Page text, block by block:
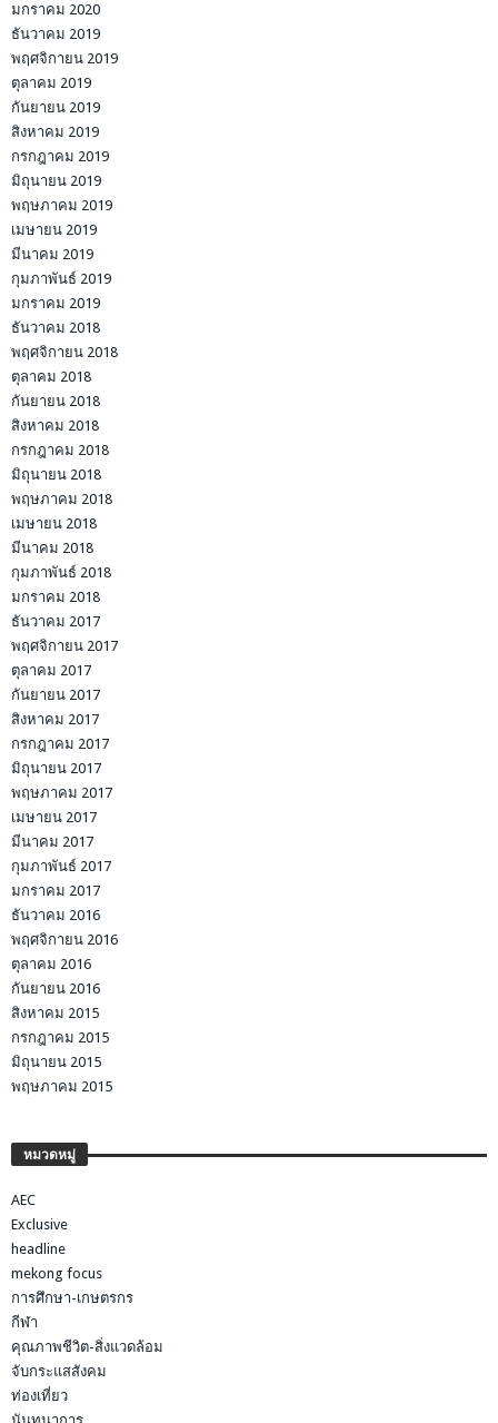
มกราคม 2020
ธันวาคม 2019
พฤศจิกายน 2019
ตุลาคม 2019
กันยายน 2019
สิงหาคม 2019
กรกฎาคม 2019
มิถุนายน 2019
พฤษภาคม 2019
เมษายน 2019
มีนาคม 2019
กุมภาพันธ์ 2019
มกราคม 2019
ธันวาคม 2018
พฤศจิกายน 2018
ตุลาคม 2018
กันยายน 2018
สิงหาคม 2018
กรกฎาคม 2018
มิถุนายน 2018
พฤษภาคม 2018
เมษายน 2018
มีนาคม 2018
กุมภาพันธ์ 2018
มกราคม 2018
ธันวาคม 2017
พฤศจิกายน 2017
ตุลาคม 2017
กันยายน 2017
สิงหาคม 2017
กรกฎาคม 2017
มิถุนายน 2017
พฤษภาคม 2017
เมษายน 2017
มีนาคม 2017
กุมภาพันธ์ 2017
มกราคม 2017
ธันวาคม 2016
พฤศจิกายน 2016
ตุลาคม 2016
กันยายน 2016
สิงหาคม 2015
กรกฎาคม 2015
มิถุนายน 2015
พฤษภาคม 2015
หมวดหมู่
AEC
Exclusive
headline
mekong focus
การศึกษา-เกษตรกร
กีฬา
คุณภาพชีวิต-สิ่งแวดล้อม
จับกระแสสังคม
ท่องเที่ยว